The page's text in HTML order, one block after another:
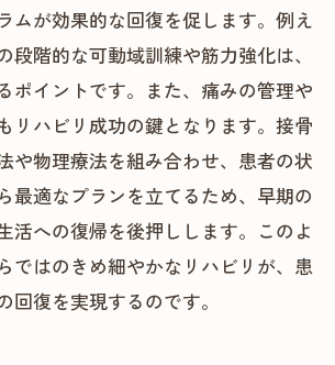
ムが効果的な回復を促します。例え
段階的な可動域訓練や筋力強化は、
ポイントです。また、痛みの管理や
リハビリ成功の鍵となります。接骨
や物理療法を組み合わせ、患者の状
最適なプランを立てるため、早期の
活への復帰を後押しします。このよ
ではのきめ細やかなリハビリが、患
回復を実現するのです。